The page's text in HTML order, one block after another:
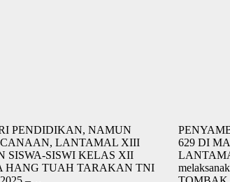
PENDIDIKAN, NAMUN
LANTAMAL XIII
SISWA-SISWI KELAS XII
HANG TUAH TARAKAN TNI
629 DI